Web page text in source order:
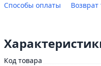
Способы оплаты Возврат
Код товара